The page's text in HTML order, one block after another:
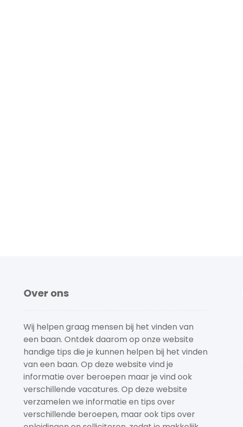
Over ons
Wij helpen graag mensen bij het vinden van
een baan. Ontdek daarom op onze website
handige tips die je kunnen helpen bij het vinden
van een baan. Op deze website vind je
informatie over beroepen maar je vind ook
verschillende vacatures. Op deze website
verzamelen we informatie en tips over
verschillende beroepen, maar ook tips over